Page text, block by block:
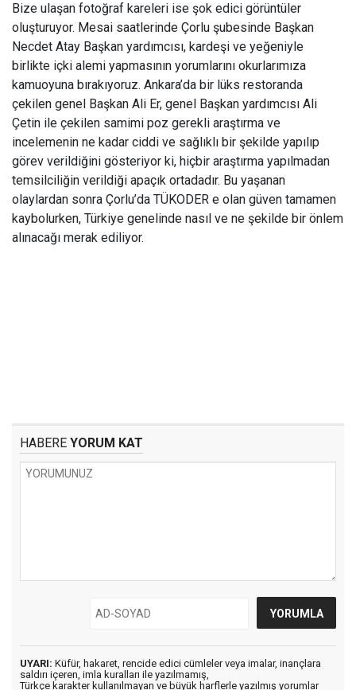
Bize ulaşan fotoğraf kareleri ise şok edici görüntüler
oluşturuyor. Mesai saatlerinde Çorlu şubesinde Başkan
Necdet Atay Başkan yardımcısı, kardeşi ve yeğeniyle
birlikte içki alemi yapmasının yorumlarını okurlarımıza
kamuoyuna bırakıyoruz. Ankara’da bir lüks restoranda
çekilen genel Başkan Ali Er, genel Başkan yardımcısı Ali
Çetin ile çekilen samimi poz gerekli araştırma ve
incelemenin ne kadar ciddi ve sağlıklı bir şekilde yapılıp
görev verildiğini gösteriyor ki, hiçbir araştırma yapılmadan
temsilciliğin verildiği apaçık ortadadır. Bu yaşanan
olaylardan sonra Çorlu’da TÜKODER e olan güven tamamen
kaybolurken, Türkiye genelinde nasıl ve ne şekilde bir önlem
alınacağı merak ediliyor.
HABERE YORUM KAT
UYARI: Küfür, hakaret, rencide edici cümleler veya imalar, inançlara
saldırı içeren, imla kuralları ile yazılmamış,
Türkçe karakter kullanılmayan ve büyük harflerle yazılmış yorumlar